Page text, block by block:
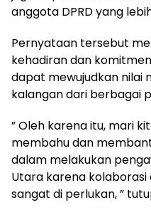
anggota DPRD yang
Pernyataan tersebut
kehadiran dan
dapat mewujudkan nilai
kalangan dari berbagai
” Oleh karena itu, mari
membahu dan
dalam melakukan
Utara karena
sangat di perlukan, ”